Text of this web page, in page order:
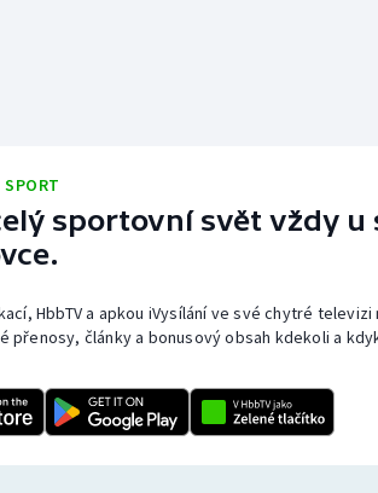
SPORT
sportovní svět vždy u
HbbTV a apkou iVysílání ve své chytré
přenosy, články a bonusový obsah kdekoli a